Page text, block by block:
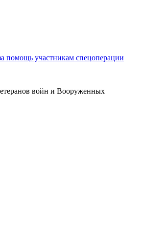
помощь участникам спецоперации
войн и Вооруженных